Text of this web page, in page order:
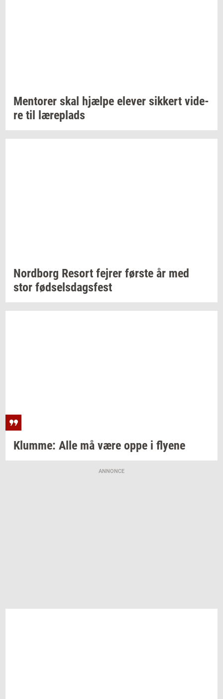
Men­to­rer skal hjæl­pe ele­ver sik­kert vi­de­
re til læ­re­plads
Nord­borg Resort fejrer før­ste år med
stor fød­sels­dags­fest
Klum­me: Alle må være oppe i fly­e­ne
ANNONCE